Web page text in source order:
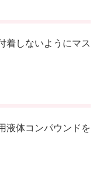
着しないようにマス
液体コンパウンドを